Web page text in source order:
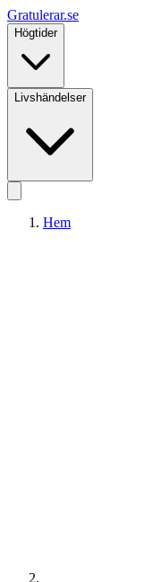
Gratulerar.se
Högtider
Livshändelser
Hem